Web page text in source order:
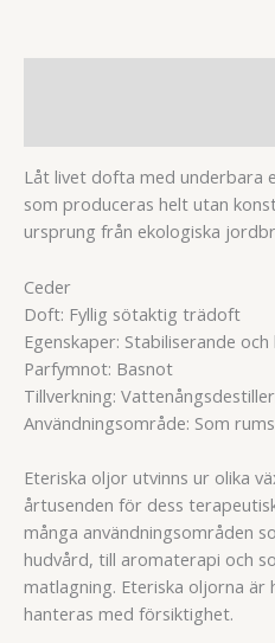
Låt livet dofta med underbara
som produceras helt utan
ursprung från ekologiska
Ceder
Doft: Fyllig sötaktig trädoft
Egenskaper: Stabiliserande
Parfymnot: Basnot
Tillverkning:
Användningsområde: Som
Eteriska oljor utvinns ur olika
årtusenden för dess
många användningsområden
hudvård, till aromaterapi och
matlagning. Eteriska oljorna
hanteras med försiktighet.